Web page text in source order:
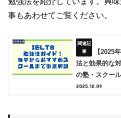
事もあわせてご覧ください。
【2025
法と効果的な
の塾・スクー
2025.12.09